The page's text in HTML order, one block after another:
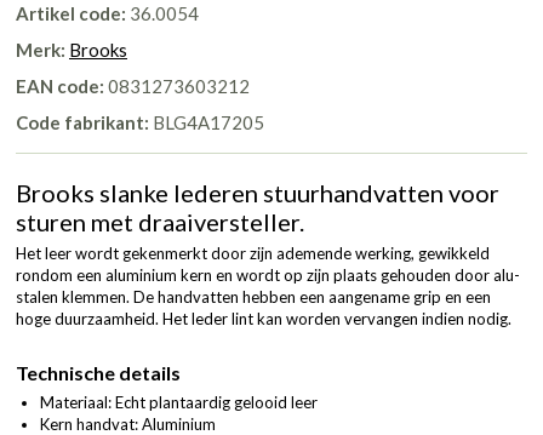
Artikel code: 36.0054
Merk: Brooks
EAN code: 0831273603212
Code fabrikant: BLG4A17205
Brooks slanke lederen stuurhandvatten voor
sturen met draaiversteller.
Het leer wordt gekenmerkt door zijn ademende werking, gewikkeld
rondom een aluminium kern en wordt op zijn plaats gehouden door alu-
stalen klemmen. De handvatten hebben een aangename grip en een
hoge duurzaamheid. Het leder lint kan worden vervangen indien nodig.
Technische details
Materiaal: Echt plantaardig gelooid leer
Kern handvat: Aluminium